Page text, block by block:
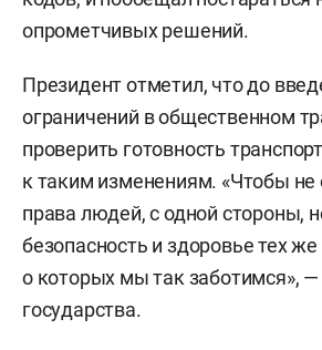
опрометчивых решений.
Президент отметил, что до
ограничений в общественном
проверить готовность
к таким изменениям. «Чтобы не
права людей, с одной стороны,
безопасность и здоровье тех
о которых мы так заботимся», —
государства.